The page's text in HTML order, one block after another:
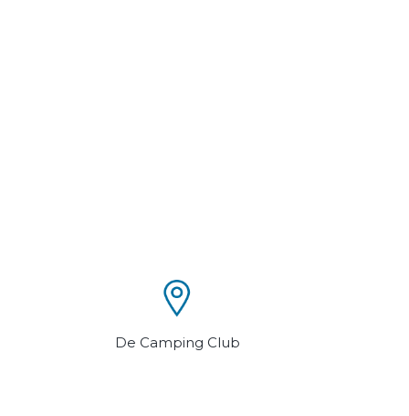
De Camping Club